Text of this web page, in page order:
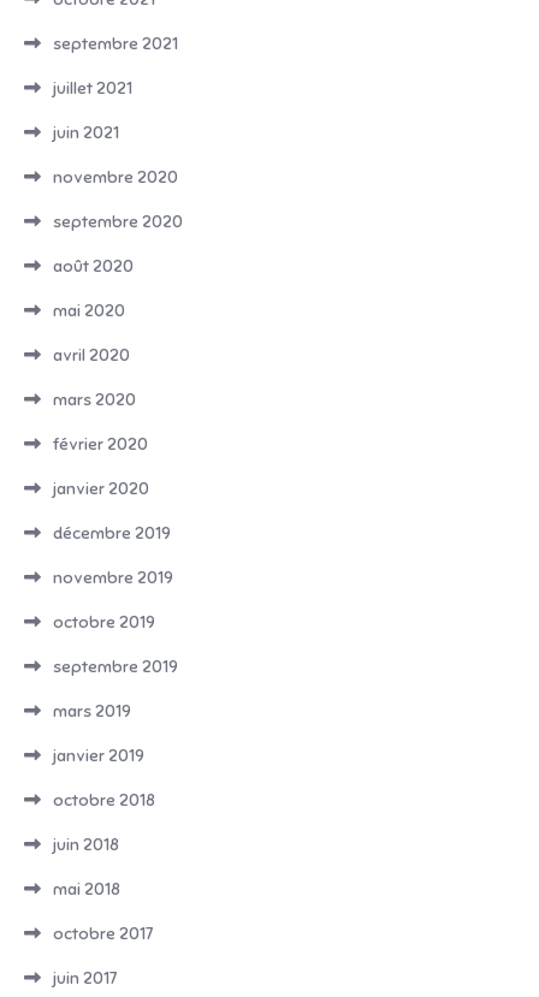
septembre 2021
juillet 2021
juin 2021
novembre 2020
septembre 2020
août 2020
mai 2020
avril 2020
mars 2020
février 2020
janvier 2020
décembre 2019
novembre 2019
octobre 2019
septembre 2019
mars 2019
janvier 2019
octobre 2018
juin 2018
mai 2018
octobre 2017
juin 2017